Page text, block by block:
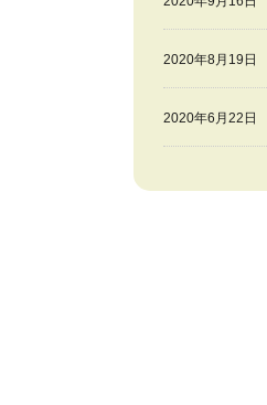
2020年8月19日
2020年6月22日